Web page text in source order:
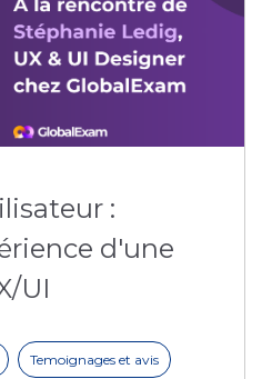
:
d'une
UI
Temoignages et avis